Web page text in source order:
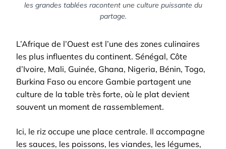
les grandes tablées racontent une culture puissante du
partage.
L’Afrique de l’Ouest est l’une des zones culinaires
les plus influentes du continent. Sénégal, Côte
d’Ivoire, Mali, Guinée, Ghana, Nigeria, Bénin, Togo,
Burkina Faso ou encore Gambie partagent une
culture de la table très forte, où le plat devient
souvent un moment de rassemblement.
Ici, le riz occupe une place centrale. Il accompagne
les sauces, les poissons, les viandes, les légumes,